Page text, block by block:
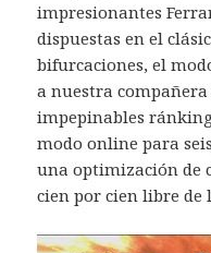
impresionantes
dispuestas en el
bifurcaciones, el
a nuestra
impepinables
modo online para
una optimización de
cien por cien libre de